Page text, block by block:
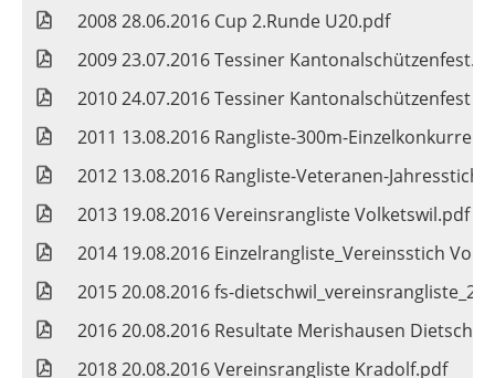
2008 28.06.2016 Cup 2.Runde U20.pdf
2009 23.07.2016 Tessiner
2010 24.07.2016 Tessiner Kantonalschützenfest
2011 13.08.2016 Rangliste-300m-
2012 13.08.2016 Rangliste-Veteranen-Jahresstich
2013 19.08.2016 Vereinsrangliste Volketswil.pdf
2014 19.08.2016 Einzelrangliste_Vereinsstich
2015 20.08.2016 fs-
2016 20.08.2016 Resultate Merishausen
2018 20.08.2016 Vereinsrangliste Kradolf.pdf